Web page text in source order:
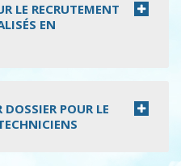
LE RECRUTEMENT
EN
POUR LE